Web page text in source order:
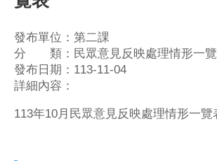
發布單位：第二課
分 類：民眾意見反映處理情形一
發布日期：113-11-04
詳細內容：
113年10月民眾意見反映處理情形一覽